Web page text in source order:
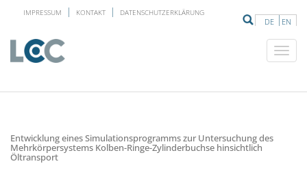
DE EN
IMPRESSUM KONTAKT DATENSCHUTZERKLÄRUNG
Entwicklung eines Simulationsprogramms zur Untersuchung des
Mehrkörpersystems Kolben-Ringe-Zylinderbuchse hinsichtlich
Öltransport